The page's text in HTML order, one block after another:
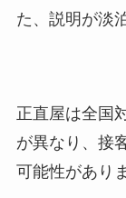
た、説明が淡
正直屋は全国
が異なり、接
可能性があり